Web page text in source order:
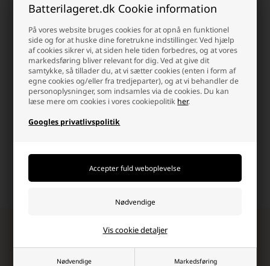
Batterilageret.dk Cookie information
På vores website bruges cookies for at opnå en funktionel
side og for at huske dine foretrukne indstillinger. Ved hjælp
af cookies sikrer vi, at siden hele tiden forbedres, og at vores
markedsføring bliver relevant for dig. Ved at give dit
samtykke, så tillader du, at vi sætter cookies (enten i form af
egne cookies og/eller fra tredjeparter), og at vi behandler de
personoplysninger, som indsamles via de cookies. Du kan
læse mere om cookies i vores cookiepolitik her.
Googles privatlivspolitik
Nødvendige Markedsføring
Vis cookie detaljer
Pakker bestilt man-tor
inden kl.15.30 og fre
kl.14.00 sendes samme dag.
Kontakt os via e-mail, og vi
besvarer så hurtig vi kan.
Vi værdsætter en god
shopping-oplevelse, og det
Altid hurtig dag-til-dag
Tilmeld dig vores nyhedsbrev!
Modtag eksklusive nyheder, unikke rabatkoder,
inspiration og de vildeste tilbud fra os!